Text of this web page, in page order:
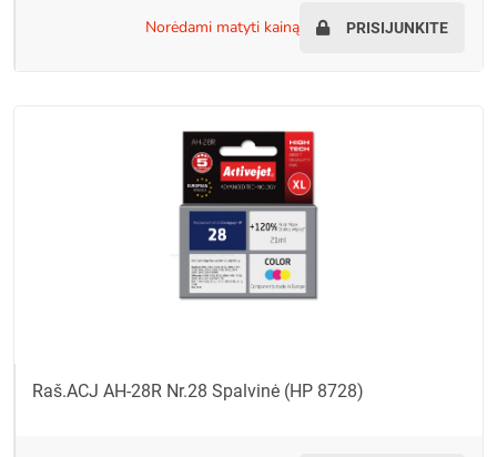
norėdami matyti kainą PRISIJUNKITE
Raš.ACJ AH-28R Nr.28 Spalvinė (HP 8728)